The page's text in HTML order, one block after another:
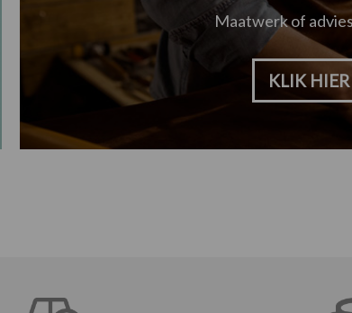
Maatwerk of
KLIK HIER